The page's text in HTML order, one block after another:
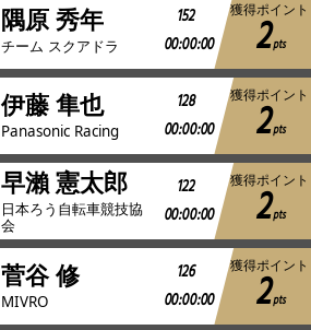
隅原 秀年
チーム スクアドラ
152
00:00:00
獲得ポイント
2pts
伊藤 隼也
Panasonic Racing
128
00:00:00
獲得ポイント
2pts
早瀨 憲太郎
日本ろう自転車競技協
会
122
00:00:00
獲得ポイント
2pts
菅谷 修
MIVRO
126
00:00:00
獲得ポイント
2pts